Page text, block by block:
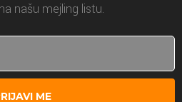
našu mejling listu.
ME